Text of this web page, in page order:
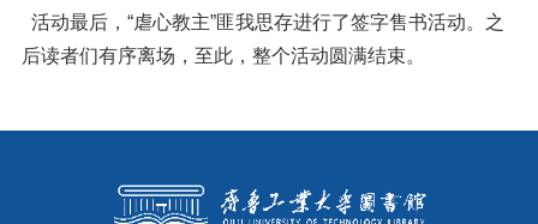
活动最后，“虐心教主”匪我思存进行了签字售书活动。之
后读者们有序离场，至此，整个活动圆满结束。